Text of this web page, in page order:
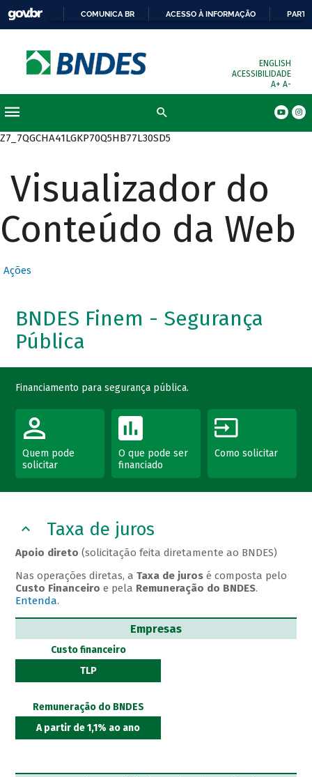
COMUNICA BR ACESSO À INFORMAÇÃO
ENGLISH
ACESSIBILIDADE
A+ A-
Z7_7QGCHA41LGKP70Q5HB77L30SD5
Visualizador do
Conteúdo da Web
Ações
BNDES Finem - Segurança
Pública
Financiamento para segurança pública.
Quem pode
solicitar
O que pode ser
financiado
Como solicitar
Taxa de juros
Apoio direto(solicitação feita diretamente ao BNDES)
Nas operações diretas, aTaxa de juros é composta pelo
Custo Financeiro e pela Remuneração do BNDES.
Entenda.
Empresas
Custo financeiro
TLP
Remuneração do BNDES
A partir de 1,1% ao ano